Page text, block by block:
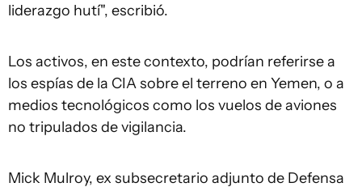
liderazgo hutí", escribió.
Los activos, en este contexto, podrían referirse a
los espías de la CIA sobre el terreno en Yemen, o a
medios tecnológicos como los vuelos de aviones
no tripulados de vigilancia.
Mick Mulroy, ex subsecretario adjunto de Defensa